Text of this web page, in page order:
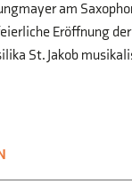
am
Eröffnung
St. Jakob